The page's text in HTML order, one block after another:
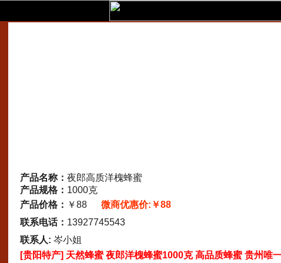
产品名称： 夜郎高质洋槐蜂蜜
产品规格： 1000克
产品价格： ￥88 微商优惠价:￥88
联系电话： 13927745543
联系人: 岑小姐
[贵阳特产] 天然蜂蜜 夜郎洋槐蜂蜜1000克 高品质蜂蜜 贵州唯